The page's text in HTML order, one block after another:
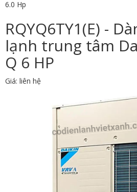
6.0 Hp
RQYQ6TY1(E) -
lạnh trung tâm
Q 6 HP
Giá: liên hệ